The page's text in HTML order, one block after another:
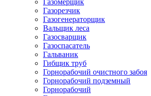
Газомерщик
Газорезчик
Газогенераторщик
Вальщик леса
Газосварщик
Газоспасатель
Гальваник
Гибщик труб
Горнорабочий очистного забоя
Горнорабочий подземный
Горнорабочий